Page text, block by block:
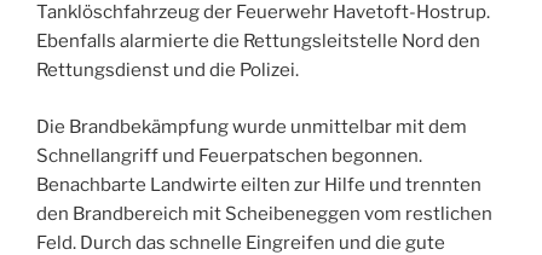
Tanklöschfahrzeug der Feuerwehr Havetoft-Hostrup.
Ebenfalls alarmierte die Rettungsleitstelle Nord den
Rettungsdienst und die Polizei.
Die Brandbekämpfung wurde unmittelbar mit dem
Schnellangriff und Feuerpatschen begonnen.
Benachbarte Landwirte eilten zur Hilfe und trennten
den Brandbereich mit Scheibeneggen vom restlichen
Feld. Durch das schnelle Eingreifen und die gute